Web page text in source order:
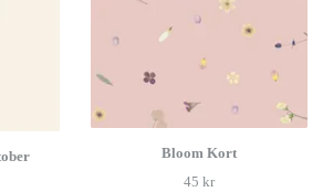
Bloom Kort
45 kr